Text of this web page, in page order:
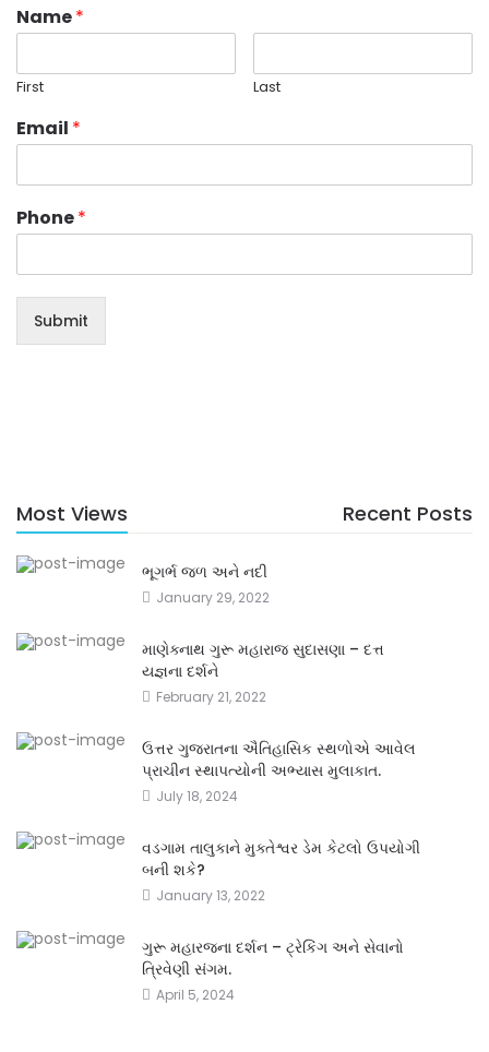
Name*
First Last
Email *
Phone*
Submit
Most Views Recent Posts
ભૂગર્ભ જળ અને નદી
January 29, 2022
માણેક્નાથ ગુરૂ મહારાજ સુદાસણા – દત્ત
યજ્ઞના દર્શને
February 21, 2022
ઉત્તર ગુજરાતના ઐતિહાસિક સ્થળોએ આવેલ
પ્રાચીન સ્થાપત્યોની અભ્યાસ મુલાકાત.
July 18, 2024
વડગામ તાલુકાને મુક્તેશ્વર ડેમ કેટલો ઉપયોગી
બની શકે?
January 13, 2022
ગુરૂ મહારજના દર્શન – ટ્રેકિંગ અને સેવાનો
ત્રિવેણી સંગમ.
April 5, 2024